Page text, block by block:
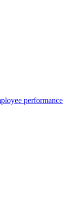
performance